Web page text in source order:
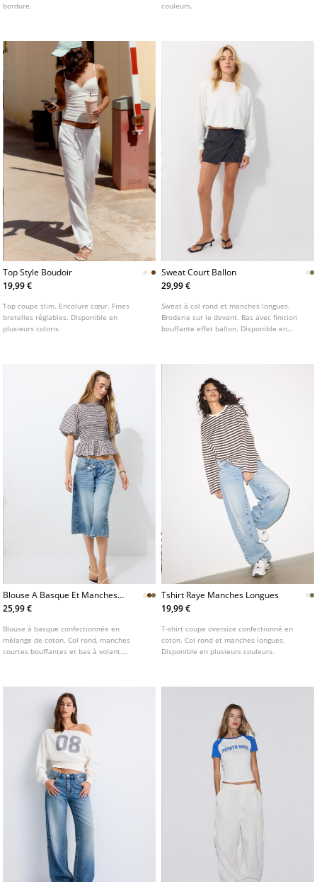
bordure.
couleurs.
Top Style Boudoir
19,99 €
Top coupe slim. Encolure cœur. Fines
bretelles réglables. Disponible en
plusieurs coloris.
Sweat Court Ballon
29,99 €
Sweat à col rond et manches longues.
Broderie sur le devant. Bas avec finition
bouffante effet ballon. Disponible en
Blouse A Basque Et Manches
Courtes
25,99 €
Blouse à basque confectionnée en
mélange de coton. Col rond, manches
courtes bouffantes et bas à volant.
coloris.
Tshirt Raye Manches Longues
19,99 €
T-shirt coupe oversize confectionné en
coton. Col rond et manches longues.
Disponible en plusieurs couleurs.